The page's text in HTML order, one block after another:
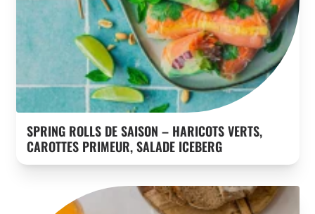
SPRING ROLLS DE SAISON – HARICOTS VERTS,
CAROTTES PRIMEUR, SALADE ICEBERG